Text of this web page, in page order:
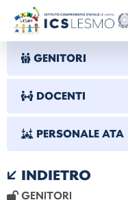
GENITORI
DOCENTI
PERSONALE ATA
INDIETRO
GENITORI